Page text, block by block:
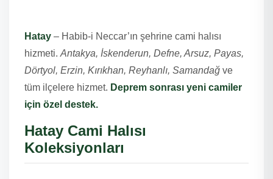
Hatay – Habib-i Neccar’ın şehrine cami halısı
hizmeti. Antakya, İskenderun, Defne, Arsuz, Payas,
Dörtyol, Erzin, Kırıkhan, Reyhanlı, Samandağ ve
tüm ilçelere hizmet. Deprem sonrası yeni camiler
için özel destek.
Hatay Cami Halısı
Koleksiyonları